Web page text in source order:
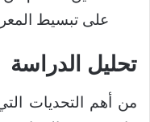
على تبسيط
تحليل الدراسة
من أهم التحديات